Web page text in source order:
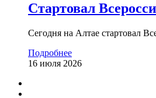
Стартовал
Сегодня на Алтае стартовал
Подробнее
16 июля 2026